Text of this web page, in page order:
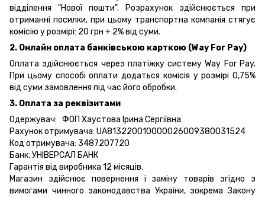
відділення "Нової пошти". Розрахунок здійснюється при
отриманні посилки, при цьому транспортна компанія стягує
комісію у розмірі: 20 грн + 2% від суми.
2. Онлайн оплата банківською карткою (Way For Pay)
Оплата здійснюється через платіжку систему Way For Pay.
При цьому способі оплати додаться комісія у розмірі 0,75%
від суми замовлення під час його обробки.
3. Оплата за реквізитами
Одержувач: ФОП Хаустова Ірина Сергіївна
Рахунок отримувача: UA813220010000026009380031524
Код отримувача: 3487207720
Банк: УНІВЕРСАЛ БАНК
Гарантія від виробника 12 місяців.
Магазин здійснює повернення і заміну товарів згідно з
вимогами чинного законодавства України, зокремаЗакону